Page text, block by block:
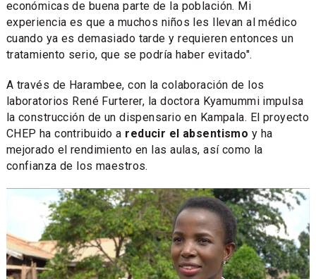
económicas de buena parte de la población. Mi
experiencia es que a muchos niños les llevan al médico
cuando ya es demasiado tarde y requieren entonces un
tratamiento serio, que se podría haber evitado".
A través de Harambee, con la colaboración de los
laboratorios René Furterer, la doctora Kyamummi impulsa
la construcción de un dispensario en Kampala. El proyecto
CHEP ha contribuido a reducir el absentismo y ha
mejorado el rendimiento en las aulas, así como la
confianza de los maestros.